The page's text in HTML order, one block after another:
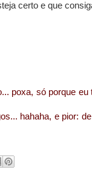
certo e que
poxa, só porque
hahaha, e pior: